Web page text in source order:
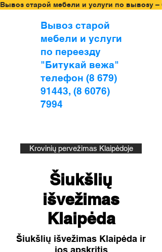
Вывоз старой
мебели и услуги
по переезду
"Битукай вежа"
телефон (8 679)
91443, (8 6076)
7994
Вывоз старой мебели и услуги по вывозу
Krovinių pervežimas Klaipėdoje
Šiukšlių
išvežimas
Klaipėda
Šiukšlių išvežimas Klaipėda ir
jos apskritis